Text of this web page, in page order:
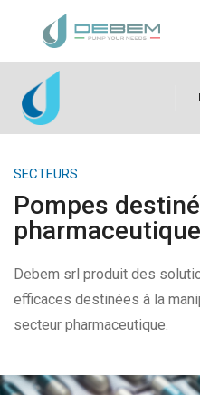
SECTEURS
Pompes
pharmaceutique
Debem srl produit des
efficaces destinées à la
secteur pharmaceutique.